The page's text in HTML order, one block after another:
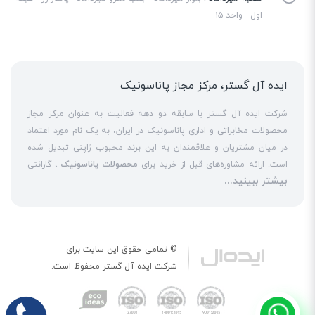
دکت دارای یک پایه قابل‌تنظیم است که می‌تواند به دیوار متصل شود و زاویه دکت
اول - واحد ۱۵
ایده آل گستر، مرکز مجاز پاناسونیک
شرکت ایده آل گستر با سابقه دو دهه فعالیت به عنوان مرکز مجاز
محصولات مخابراتی و اداری پاناسونیک در ایران، به یک نام مورد اعتماد
در میان مشتریان و علاقمندان به این برند محبوب ژاپنی تبدیل شده
است. ارائه مشاوره‌های قبل از خرید برایمحصولات پاناسونیک، گارانتی
18 ماهه معتبر و شرکتی برای کلیه محصولات عرضه شده و تعهد کامل
انواع مراکز
سانترال
است. این مهم با اتکا به تکنسین‌های فنی و مجرب
که در ایننمایندگی سانترال پاناسونیک
حاضر هستند، حاصل می‌شود. به
خدمات مبتنی برتلفناز جمله عرضهتلفن بیسیمو تلفن رومیزی
بیشتر ببینید...
© تمامی حقوق این سایت برای
شرکتایده آل گسترمحفوظ است.